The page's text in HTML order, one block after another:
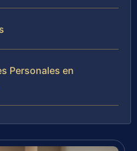
Personales en